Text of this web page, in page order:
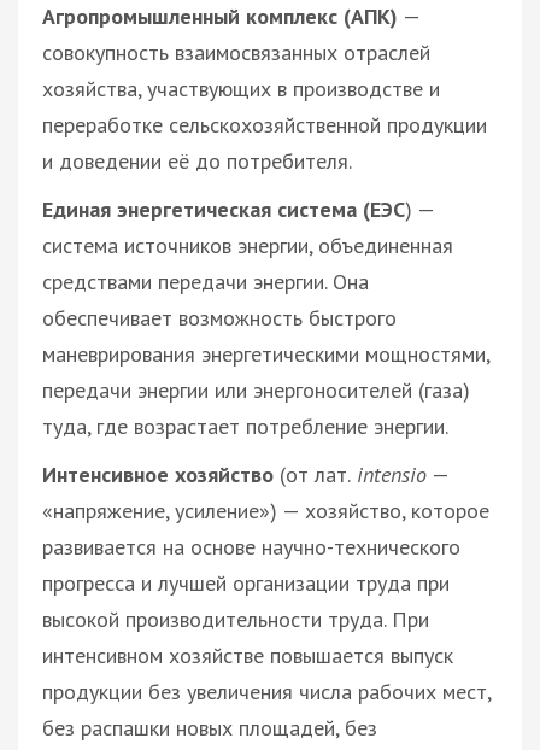
Агропромышленный комплекс (АПК) —
совокупность взаимосвязанных отраслей
хозяйства, участвующих в производстве и
переработке сельскохозяйственной продукции
и доведении её до потребителя.
Единая энергетическая система (ЕЭС) —
система источников энергии, объединенная
средствами передачи энергии. Она
обеспечивает возможность быстрого
маневрирования энергетическими мощностями,
передачи энергии или энергоносителей (газа)
туда, где возрастает потребление энергии.
Интенсивное хозяйство (от лат. intensio —
«напряжение, усиление») — хозяйство, которое
развивается на основе научно-технического
прогресса и лучшей организации труда при
высокой производительности труда. При
интенсивном хозяйстве повышается выпуск
продукции без увеличения числа рабочих мест,
без распашки новых площадей, без